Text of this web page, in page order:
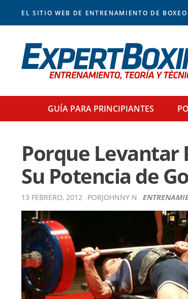
navigation
content
sidebar
EL SITIO WEB DE ENTRENAMIENTO DE
GUÍA PARA PRINCIPIANTES
Porque Levantar
Su Potencia de
13 FEBRERO, 2012 PORJOHNNY N